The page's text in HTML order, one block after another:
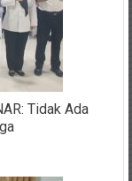
Tidak Ada